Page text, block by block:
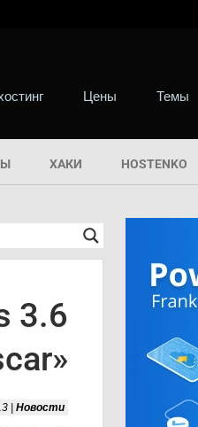
Цены Темы
ХАКИ HOSTENKO
3.6
| Новости